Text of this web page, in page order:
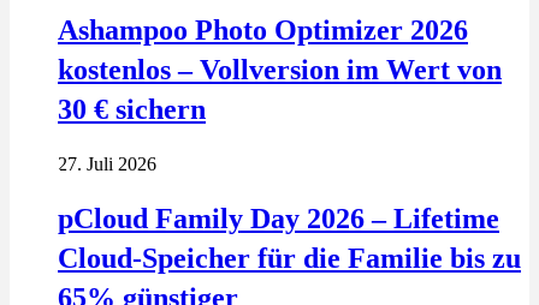
Ashampoo Photo Optimizer 2026
kostenlos – Vollversion im Wert von
30 € sichern
27. Juli 2026
pCloud Family Day 2026 – Lifetime
Cloud-Speicher für die Familie bis zu
65% günstiger